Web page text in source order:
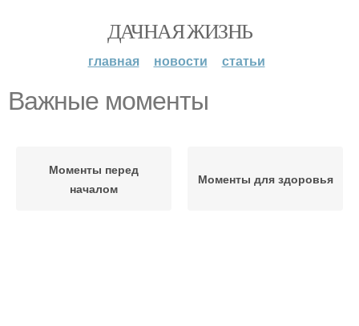
ДАЧНАЯ ЖИЗНЬ
главная новости статьи
Важные моменты
Моменты перед
началом
Моменты для здоровья